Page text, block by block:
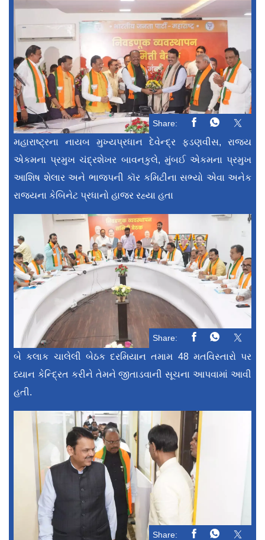
Share:
મહારાષ્ટ્રના નાયબ મુખ્યપ્રધાન દેવેન્દ્ર ફડણવીસ, રાજ્ય
એકમના પ્રમુખ ચંદ્રશેખર બાવનકુલે, મુંબઈ એકમના પ્રમુખ
આશિષ શેલાર અને ભાજપની કૉર કમિટીના સભ્યો એવા અનેક
રાજ્યના કેબિનેટ પ્રધાનો હાજર રહ્યા હતા
Share:
બે કલાક ચાલેલી બેઠક દરમિયાન તમામ 48 મતવિસ્તારો પર
ધ્યાન કેન્દ્રિત કરીને તેમને જીતાડવાની સૂચના આપવામાં આવી
હતી.
Share: